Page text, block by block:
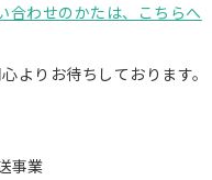
合わせのかたは、こちらへ
よりお待ちしております。
事業